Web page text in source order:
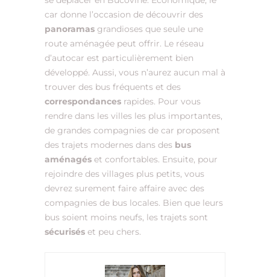
car donne l’occasion de découvrir des
panoramas grandioses que seule une
route aménagée peut offrir. Le réseau
d’autocar est particulièrement bien
développé. Aussi, vous n’aurez aucun mal à
trouver des bus fréquents et des
correspondances rapides. Pour vous
rendre dans les villes les plus importantes,
de grandes compagnies de car proposent
des trajets modernes dans des bus
aménagés et confortables. Ensuite, pour
rejoindre des villages plus petits, vous
devrez surement faire affaire avec des
compagnies de bus locales. Bien que leurs
bus soient moins neufs, les trajets sont
sécurisés et peu chers.